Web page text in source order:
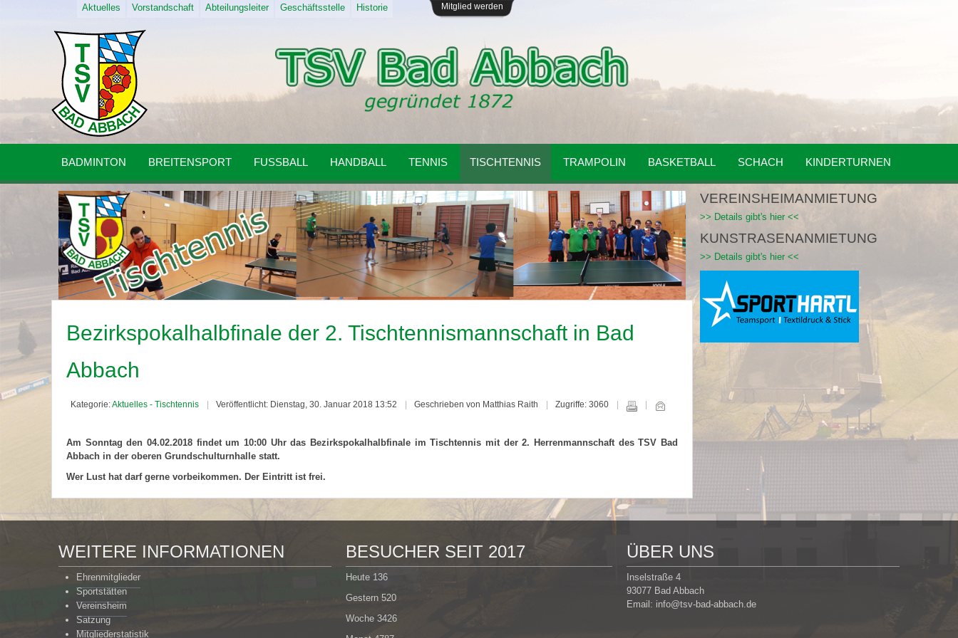
Mitglied werden
Aktuelles Vorstandschaft Abteilungsleiter Geschäftsstelle Historie
BADMINTON BREITENSPORT FUSSBALL HANDBALL TENNIS TISCHTENNIS TRAMPOLIN BASKETBALL SCHACH KINDERTURNEN
Bezirkspokalhalbfinale der 2. Tischtennismannschaft in Bad
Abbach
Kategorie:Aktuelles - Tischtennis Veröffentlicht: Dienstag, 30. Januar 2018 13:52 Geschrieben von Matthias Raith Zugriffe: 3060
Am Sonntag den 04.02.2018 findet um 10:00 Uhr das Bezirkspokalhalbfinale im Tischtennis mit der 2. Herrenmannschaft des TSV Bad
Abbach in der oberen Grundschulturnhalle statt.
Wer Lust hat darf gerne vorbeikommen. Der Eintritt ist frei.
VEREINSHEIMANMIETUNG
>> Details gibt's hier <<
KUNSTRASENANMIETUNG
>> Details gibt's hier <<
WEITERE INFORMATIONEN
Ehrenmitglieder
Sportstätten
Vereinsheim
Satzung
Mitgliederstatistik
BESUCHER SEIT 2017
Heute 136
Gestern520
Woche3426
ÜBER UNS
Inselstraße 4
93077 Bad Abbach
Email: info@tsv-bad-abbach.de